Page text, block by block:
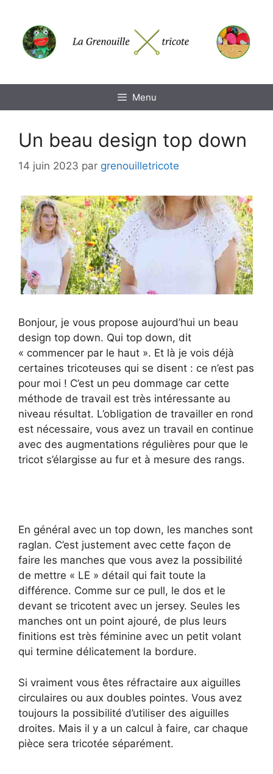
contenu
Menu
Un beau design top down
14 juin 2023 par grenouilletricote
Bonjour, je vous propose aujourd’hui un beau
design top down. Qui top down, dit
« commencer par le haut ». Et là je vois déjà
certaines tricoteuses qui se disent : ce n’est pas
pour moi ! C’est un peu dommage car cette
méthode de travail est très intéressante au
niveau résultat. L’obligation de travailler en rond
est nécessaire, vous avez un travail en continue
avec des augmentations régulières pour que le
tricot s’élargisse au fur et à mesure des rangs.
En général avec un top down, les manches sont
raglan. C’est justement avec cette façon de
faire les manches que vous avez la possibilité
de mettre « LE » détail qui fait toute la
différence. Comme sur ce pull, le dos et le
devant se tricotent avec un jersey. Seules les
manches ont un point ajouré, de plus leurs
finitions est très féminine avec un petit volant
qui termine délicatement la bordure.
Si vraiment vous êtes réfractaire aux aiguilles
circulaires ou aux doubles pointes. Vous avez
toujours la possibilité d’utiliser des aiguilles
droites. Mais il y a un calcul à faire, car chaque
pièce sera tricotée séparément.